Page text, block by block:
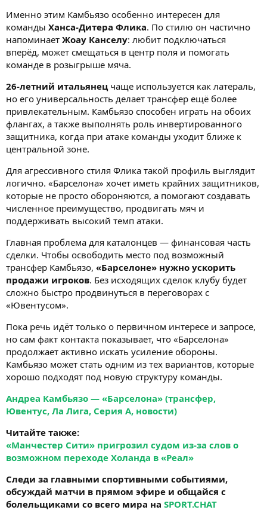
Именно этим Камбьязо особенно интересен для
команды Ханса-Дитера Флика. По стилю он частично
напоминает Жоау Канселу: любит подключаться
вперёд, может смещаться в центр поля и помогать
команде в розыгрыше мяча.
26-летний итальянецчаще используется как латераль,
но его универсальность делает трансфер ещё более
привлекательным. Камбьязо способен играть на обоих
флангах, а также выполнять роль инвертированного
защитника, когда при атаке команды уходит ближе к
центральной зоне.
Для агрессивного стиля Флика такой профиль выглядит
логично. «Барселона» хочет иметь крайних защитников,
которые не просто обороняются, а помогают создавать
численное преимущество, продвигать мяч и
поддерживать высокий темп атаки.
Главная проблема для каталонцев — финансовая часть
сделки. Чтобы освободить место под возможный
трансфер Камбьязо, «Барселоне» нужно ускорить
продажи игроков. Без исходящих сделок клубу будет
сложно быстро продвинуться в переговорах с
«Ювентусом».
Пока речь идёт только о первичном интересе и запросе,
но сам факт контакта показывает, что «Барселона»
продолжает активно искать усиление обороны.
Камбьязо может стать одним из тех вариантов, которые
хорошо подходят под новую структуру команды.
Андреа Камбьязо — «Барселона» (трансфер,
Ювентус, Ла Лига, Серия А, новости)
Читайте также:
«Манчестер Сити» пригрозил судом из-за слов о
возможном переходе Холанда в «Реал»
Следи за главными спортивными событиями,
обсуждай матчи в прямом эфире и общайся с
болельщиками со всего мира на SPORT.CHAT